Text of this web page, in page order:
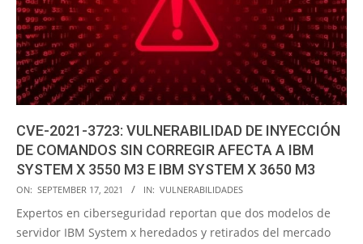
CVE-2021-3723: VULNERABILIDAD DE INYECCIÓN
DE COMANDOS SIN CORREGIR AFECTA A IBM
SYSTEM X 3550 M3 E IBM SYSTEM X 3650 M3
2021-
09-
ON: SEPTEMBER 17, 2021 IN: VULNERABILIDADES
Expertos en ciberseguridad reportan que dos modelos de
servidor IBM System x heredados y retirados del mercado